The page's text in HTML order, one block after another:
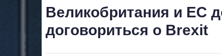
Великобритания и ЕС
договориться о Brexit